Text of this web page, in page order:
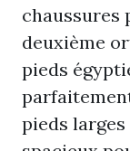
chaussures
deuxième
pieds
pieds